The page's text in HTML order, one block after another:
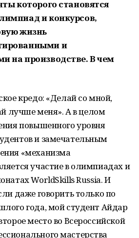
которого становятся
и конкурсов,
жизнь
и
на производстве. В чем
кредо: «Делай со мной,
лучше меня». А в целом
повышенного уровня
и замечательным
«механизма
участие в олимпиадах и
WorldSkills Russia. И
даже говорить только по
года, мой студент Айдар
место во Всероссийской
мастерства